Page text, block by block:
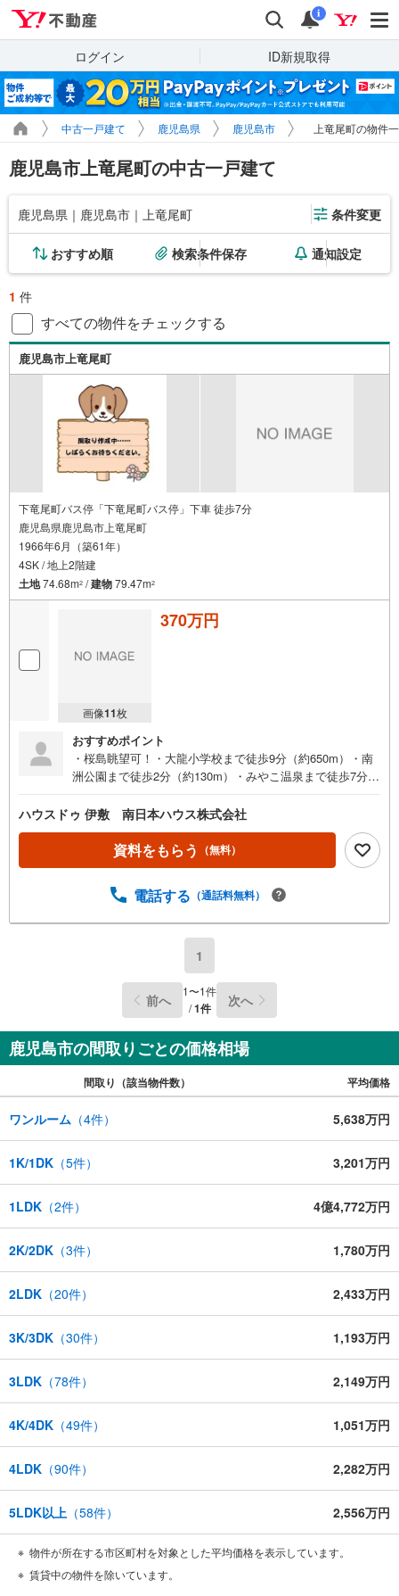
検索 通知
i
ログイン ID新規取得
中古一戸建て 鹿児島県 鹿児島市 上竜尾町の物件
鹿児島市上竜尾町の中古一戸建て
鹿児島県｜鹿児島市｜上竜尾町 条件変更
おすすめ順 検索条件保存 通知設定
1 件
すべての物件をチェックする
鹿児島市上竜尾町
下竜尾町バス停「下竜尾町バス停」下車 徒歩7分
鹿児島県鹿児島市上竜尾町
1966年6月（築61年）
4SK / 地上2階建
土地74.68m2 /建物79.47m2
画像11枚
370万円
おすすめポイント
・桜島眺望可！・大龍小学校まで徒歩9分（約650m）・南
洲公園まで徒歩2分（約130m）・みやこ温泉まで徒歩7分
ハウスドゥ 伊敷 南日本ハウス株式会社
資料をもらう （無料）
電話する （通話料無料）
1
前へ 1〜1件
/1件 次へ
鹿児島市の間取りごとの価格相場
間取り（該当物件数） 平均価格
ワンルーム （4件） 5,638万円
1K/1DK （5件） 3,201万円
1LDK （2件） 4億4,772万円
2K/2DK （3件） 1,780万円
2LDK （20件） 2,433万円
3K/3DK （30件） 1,193万円
3LDK （78件） 2,149万円
4K/4DK （49件） 1,051万円
4LDK （90件） 2,282万円
5LDK以上 （58件） 2,556万円
物件が所在する市区町村を対象とした平均価格を表示しています。
賃貸中の物件を除いています。